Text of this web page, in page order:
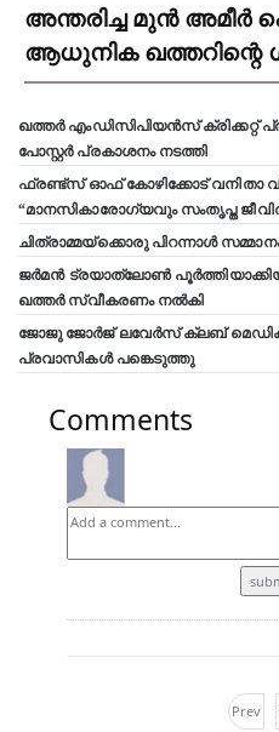
അന്തരിച്ച മുൻ അമീർ
ആധുനിക ഖത്തറിന്റെ
ഖത്തർ എംഡിസിപിയൻസ് ക്രിക്കറ്റ്
പോസ്റ്റർ പ്രകാശനം നടത്തി
ഫ്രണ്ട്സ് ഓഫ് കോഴിക്കോട് വനിതാ
“മാനസികാരോഗ്യവും സംതൃപ്ത
ചിത്രാമ്മയ്ക്കൊരു പിറന്നാൾ
ജർമൻ ട്രയാത്‌ലോൺ
ഖത്തർ സ്വീകരണം നൽകി
ജോജു ജോർജ് ലവേർസ് ക്ലബ്‌
പ്രവാസികൾ പങ്കെടുത്തു
Comments
Prev